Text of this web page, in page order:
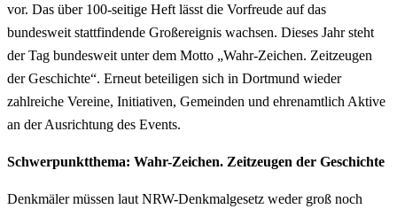
vor. Das über 100-seitige Heft lässt die Vorfreude auf das
bundesweit stattfindende Großereignis wachsen. Dieses Jahr steht
der Tag bundesweit unter dem Motto „Wahr-Zeichen. Zeitzeugen
der Geschichte“. Erneut beteiligen sich in Dortmund wieder
zahlreiche Vereine, Initiativen, Gemeinden und ehrenamtlich Aktive
an der Ausrichtung des Events.
Schwerpunktthema: Wahr-Zeichen. Zeitzeugen der Geschichte
Denkmäler müssen laut NRW-Denkmalgesetz weder groß noch